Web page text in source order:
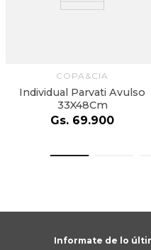
COPA&CIA
Individual Parvati Avulso
33X48Cm
Gs. 69.900
Informate de lo